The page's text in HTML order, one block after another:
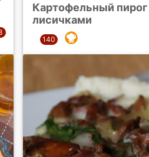
Картофельный пирог
лисичками